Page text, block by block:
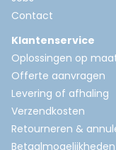
Contact
Klantenservice
Oplossingen op
Offerte aanvragen
Levering of afhaling
Verzendkosten
Retourneren &
Betaalmogelijkheden